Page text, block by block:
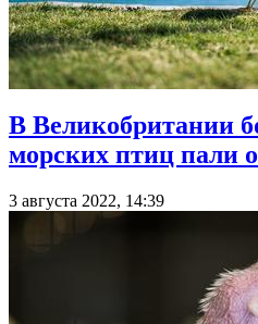
В Великобритании
морских птиц пали
3 августа 2022, 14:39